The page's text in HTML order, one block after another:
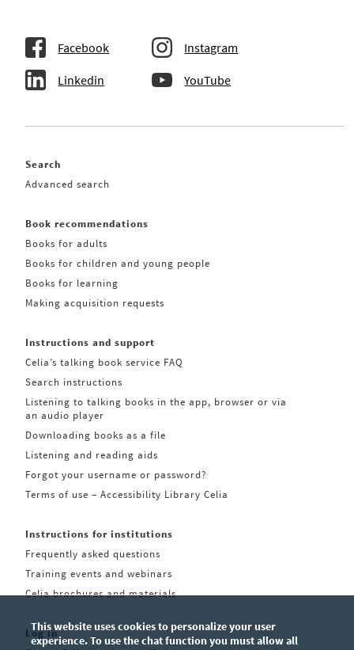
Facebook Instagram
Linkedin YouTube
Search
Advanced search
Book recommendations
Books for adults
Books for children and young people
Books for learning
Making acquisition requests
Instructions and support
Celia’s talking book service FAQ
Search instructions
Listening to talking books in the app, browser or via
an audio player
Downloading books as a file
Listening and reading aids
Forgot your username or password?
Terms of use – Accessibility Library Celia
Instructions for institutions
Frequently asked questions
Training events and webinars
Celia brochures and materials
Log in
This website uses cookies to personalize your user
experience. To use the chat function you must allow all